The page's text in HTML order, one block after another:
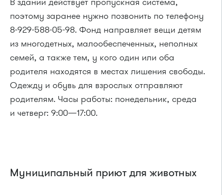
поэтому заранее нужно позвонить по телефону
8-929-588-05-98. Фонд направляет вещи детям
из многодетных, малообеспеченных, неполных
семей, а также тем, у кого один или оба
родителя находятся в местах лишения свободы.
Одежду и обувь для взрослых отправляют
родителям. Часы работы: понедельник, среда
и четверг: 9:00—17:00.
Муниципальный приют для животных